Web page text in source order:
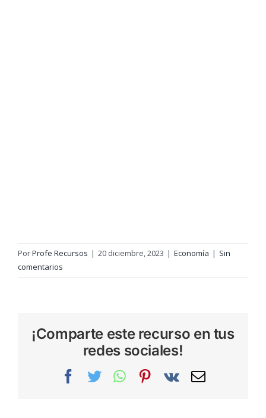
PorProfe Recursos | 20 diciembre, 2023 | Economía | Sin
comentarios
¡Comparte este recurso en tus
redes sociales!
Facebook
TwitterWhatsAppPinterest
Vk
Correo